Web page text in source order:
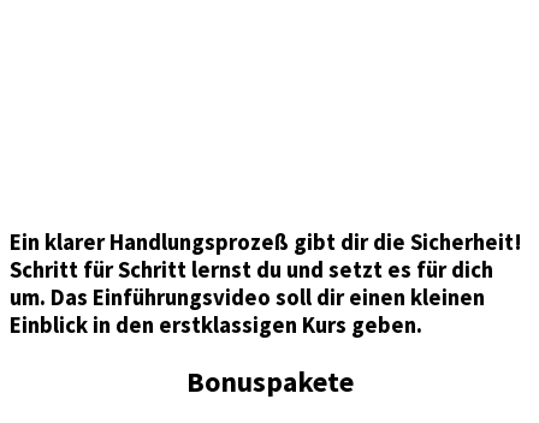
Ein klarer Handlungsprozeß gibt dir die Sicherheit!
Schritt für Schritt lernst du und setzt es für dich
um. Das Einführungsvideo soll dir einen kleinen
Einblick in den erstklassigen Kurs geben.
Bonuspakete